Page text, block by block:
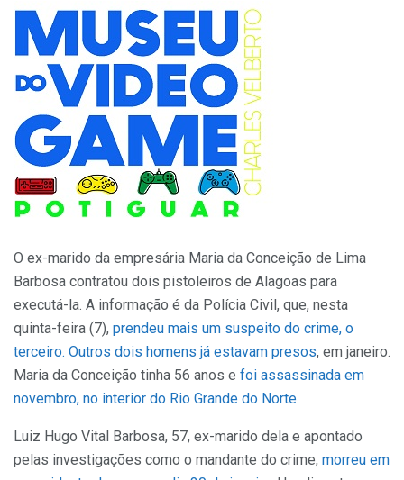
O ex-marido da empresária Maria da Conceição de Lima
Barbosa contratou dois pistoleiros de Alagoas para
executá-la. A informação é da Polícia Civil, que, nesta
quinta-feira (7), prendeu mais um suspeito do crime, o
terceiro. Outros dois homens já estavam presos, em janeiro.
Maria da Conceição tinha 56 anos e foi assassinada em
novembro, no interior do Rio Grande do Norte.
Luiz Hugo Vital Barbosa, 57, ex-marido dela e apontado
pelas investigações como o mandante do crime, morreu em